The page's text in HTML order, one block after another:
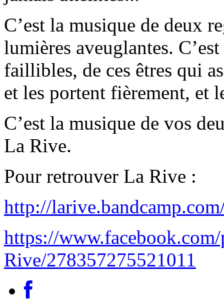
C’est la musique de deux
lumières aveuglantes.
faillibles, de ces êtres qui
et les portent fièrement, et
C’est la musique de vos
La Rive.
Pour retrouver La Rive :
http://
https://www.facebook.com/
Rive/278357275521011